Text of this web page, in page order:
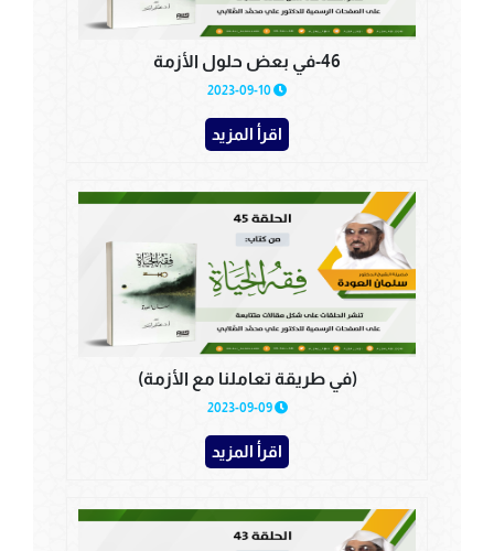
46-في بعض حلول الأزمة
اقرأ المزيد
(في طريقة تعاملنا مع الأزمة)
2023-09-09
اقرأ المزيد